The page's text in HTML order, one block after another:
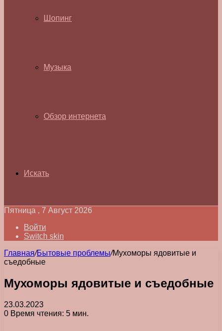
Шопинг
Музыка
Обзор интернета
Искать
Пятница , 7 Август 2026
Войти
Switch skin
Главная/Бытовые проблемы/Мухоморы ядовитые и
съедобные
Мухоморы ядовитые и съедобные
23.03.2023
0 Время чтения: 5 мин.